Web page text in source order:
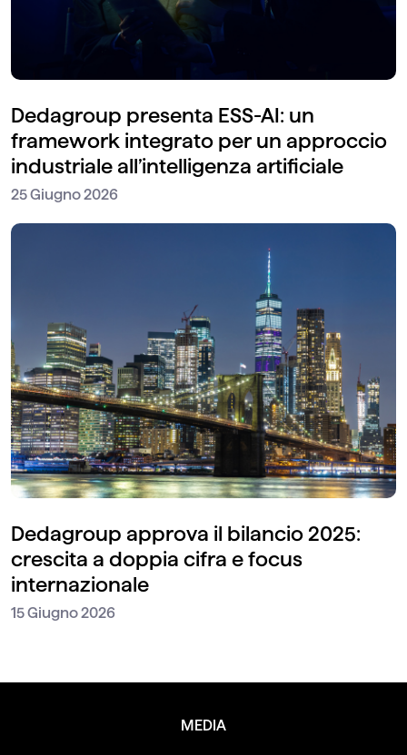
Dedagroup presenta ESS-AI: un
framework integrato per un approccio
industriale all’intelligenza artificiale
25 Giugno 2026
Dedagroup approva il bilancio 2025:
crescita a doppia cifra e focus
internazionale
15 Giugno 2026
MEDIA